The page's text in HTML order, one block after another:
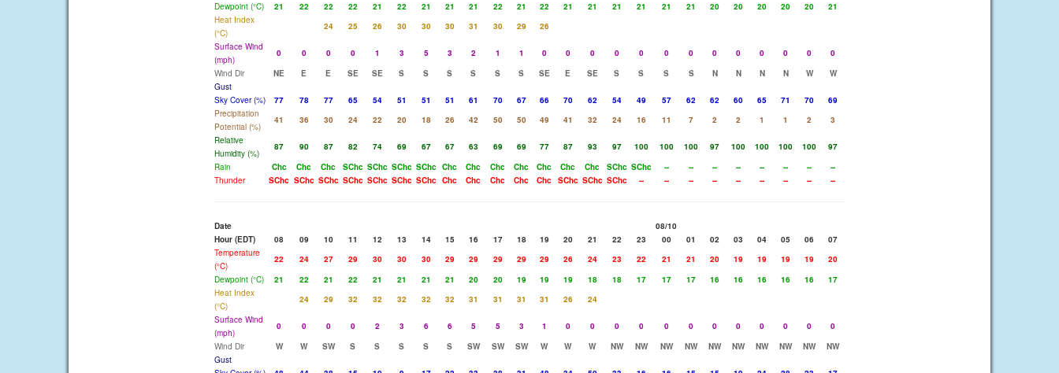
Dewpoint (°C)
21 22 22 22 21 22 21 21 21 22 21 22 21 21 21 21 21 21 20 20 20 20 20
21
Heat Index
(°C)
24 25 26 30 30 30 31 30 29
26
Surface Wind
(mph)
0 0 0 0 1 3 5 3 2 1 1 0 0 0 0 0 0 0 0 0 0 0 0
0
Wind Dir
NE E E SE SE S S S S S S SE E SE S S S S N N N N W
W
Gust
Sky Cover (%)
77 78 77 65 54 51 51 51 61 70 67 66 70 62 54 49 57 62 62 60 65 71 70
69
Precipitation
Potential (%)
41 36 30 24 22 20 18 26 42 50 50 49 41 32 24 16 11 7 2 2 1 1 2
3
Relative
Humidity (%)
87 90 87 82 74 69 67 67 63 69 69 77 87 93 97 100 100 100 97 100 100 100 100
97
Rain
Chc Chc Chc SChc SChc SChc SChc Chc Chc Chc Chc Chc Chc Chc SChc SChc -- -- -- -- -- -- --
--
Thunder
SChc SChc SChc SChc SChc SChc SChc Chc Chc Chc Chc Chc SChc SChc SChc -- -- -- -- -- -- -- -- --
Date
08/10
Hour (EDT)
08 09 10 11 12 13 14 15 16 17 18 19 20 21 22 23 00 01 02 03 04 05 06
07
Temperature
(°C)
22 24 27 29 30 30 30 29 29 29 29 29 26 24 23 22 21 21 20 19 19 19 19
20
Dewpoint (°C)
21 22 21 22 21 21 21 21 20 20 19 19 19 18 18 17 17 17 16 16 16 16 16
17
Heat Index
(°C)
24 29 32 32 32 32 32 31 31 31 31 26
24
Surface Wind
(mph)
0 0 0 0 2 3 6 6 5 5 3 1 0 0 0 0 0 0 0 0 0 0 0
0
Wind Dir
W W SW S S S S S SW SW SW W W W NW NW NW NW NW NW NW NW NW
NW
Gust